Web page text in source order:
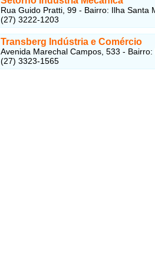
Rua Guido Pratti, 99 - Bairro: Ilha Santa
(27) 3222-1203
Transberg Indústria e Comércio
Avenida Marechal Campos, 533 -
(27) 3323-1565